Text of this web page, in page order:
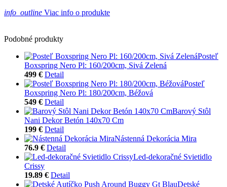
info_outline Viac info o produkte
Podobné produkty
Posteľ
Boxspring Nero Pl: 160/200cm, Sivá Zelená
499 € Detail
Posteľ
Boxspring Nero Pl: 180/200cm, Béžová
549 € Detail
Barový Stôl
Nani Dekor Betón 140x70 Cm
199 € Detail
Nástenná Dekorácia Mira
76.9 € Detail
Led-dekoračné Svietidlo
Crissy
19.89 € Detail
Detské